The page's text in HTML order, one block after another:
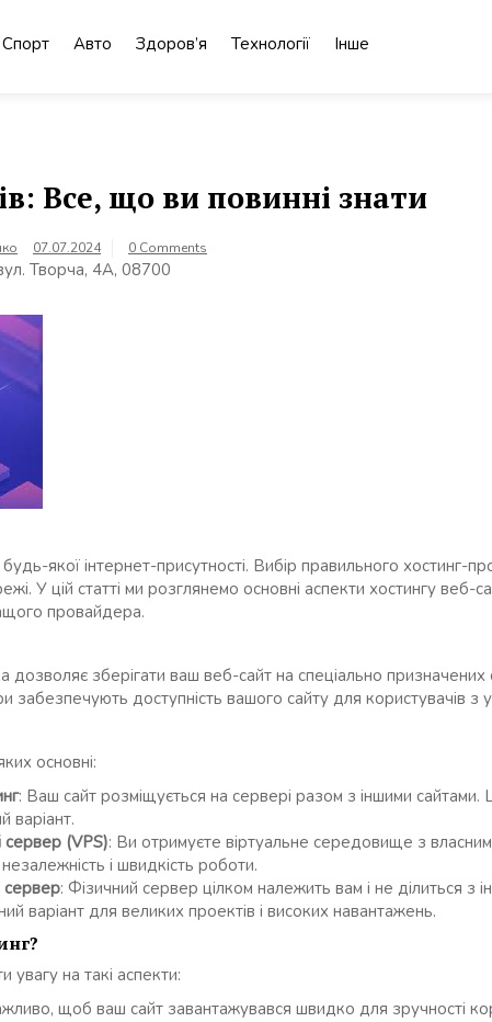
Спорт Авто Здоров’я Технології Інше
Все, що ви повинні знати
07.07.2024 0 Comments
Творча, 4А, 08700
якої інтернет-присутності. Вибір правильного хостинг-
У цій статті ми розглянемо основні аспекти хостингу веб-
провайдера.
дозволяє зберігати ваш веб-сайт на спеціально
забезпечують доступність вашого сайту для користувачів з
основні:
: Ваш сайт розміщується на сервері разом з іншими сайтами.
варіант.
сервер (VPS): Ви отримуєте віртуальне середовище з
і швидкість роботи.
: Фізичний сервер цілком належить вам і не ділиться з
варіант для великих проектів і високих навантажень.
увагу на такі аспекти:
щоб ваш сайт завантажувався швидко для зручності